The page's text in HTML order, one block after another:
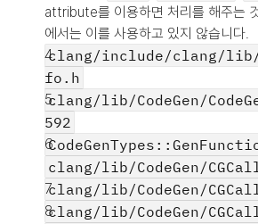
attribute를 이용하면 처리를 해주는
에서는 이를 사용하고 있지 않습니다.
clang/include/clang/lib/
fo.h
clang/lib/CodeGen/
592
clang/lib/CodeGen/
clang/lib/CodeGen/
clang/lib/CodeGen/